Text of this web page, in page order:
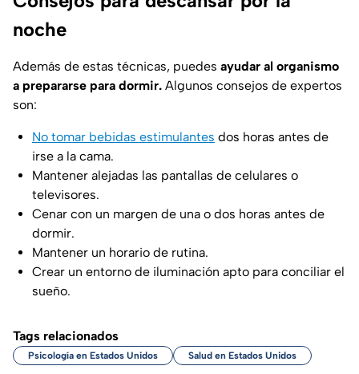
noche
Además de estas técnicas, puedes ayudar al organismo
a prepararse para dormir. Algunos consejos de expertos
son:
No tomar bebidas estimulantes dos horas antes de
irse a la cama.
Mantener alejadas las pantallas de celulares o
televisores.
Cenar con un margen de una o dos horas antes de
dormir.
Mantener un horario de rutina.
Crear un entorno de iluminación apto para conciliar el
sueño.
Tags relacionados
Psicología en Estados Unidos Salud en Estados Unidos